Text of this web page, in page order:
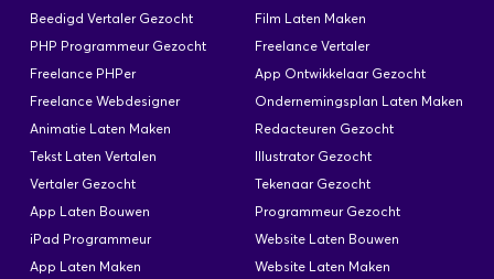
Beedigd Vertaler Gezocht
Film Laten Maken
PHP Programmeur Gezocht
Freelance Vertaler
Freelance PHPer
App Ontwikkelaar Gezocht
Freelance Webdesigner
Ondernemingsplan Laten Maken
Animatie Laten Maken
Redacteuren Gezocht
Tekst Laten Vertalen
Illustrator Gezocht
Vertaler Gezocht
Tekenaar Gezocht
App Laten Bouwen
Programmeur Gezocht
iPad Programmeur
Website Laten Bouwen
App Laten Maken
Website Laten Maken